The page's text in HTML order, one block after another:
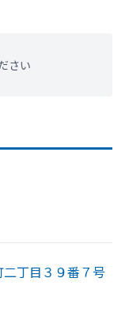
さい
丁目３９番７号